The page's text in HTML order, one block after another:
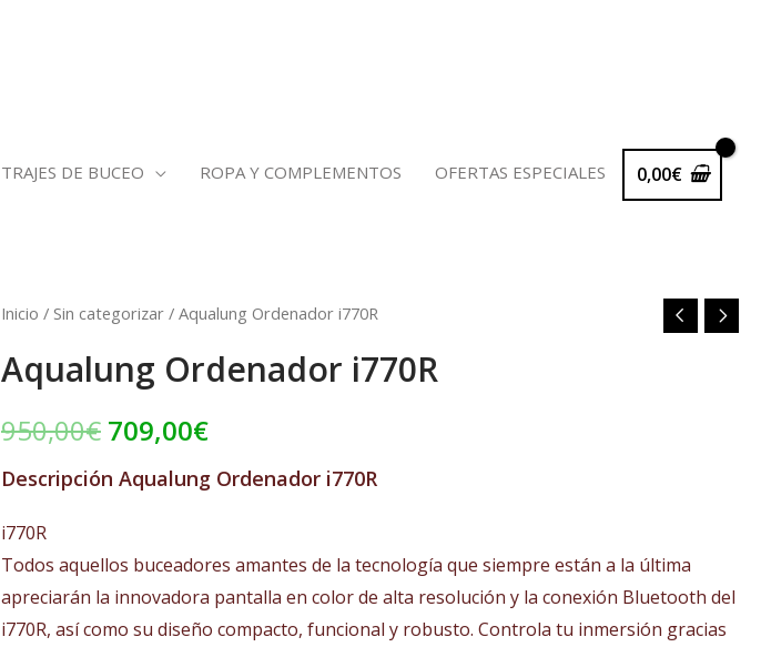
TRAJES DE BUCEO ROPA Y COMPLEMENTOS OFERTAS ESPECIALES 0,00€
Inicio / Sin categorizar/ Aqualung Ordenador i770R
Aqualung Ordenador i770R
950,00€
El
precio
original
era:
709,00€
El
precio
actual
es:
Descripción Aqualung Ordenador i770R
i770R
Todos aquellos buceadores amantes de la tecnología que siempre están a la última
apreciarán la innovadora pantalla en color de alta resolución y la conexión Bluetooth del
i770R, así como su diseño compacto, funcional y robusto. Controla tu inmersión gracias
Aqualung
i770R